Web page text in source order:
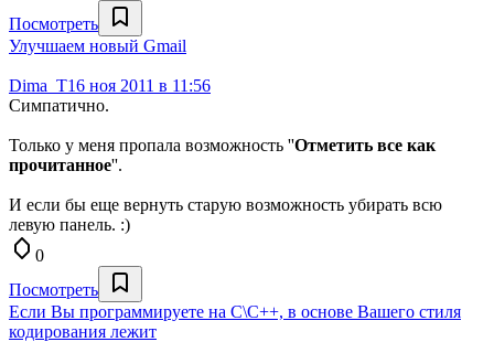
Посмотреть
Улучшаем новый Gmail
Dima_T16 ноя 2011 в 11:56
Симпатично.
Только у меня пропала возможность ''Отметить все как
прочитанное''.
И если бы еще вернуть старую возможность убирать всю
левую панель. :)
0
Посмотреть
Если Вы программируете на С\С++, в основе Вашего стиля
кодирования лежит